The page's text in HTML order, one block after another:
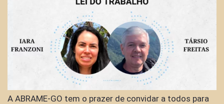
A ABRAME-GO tem o prazer de convidar a todos para